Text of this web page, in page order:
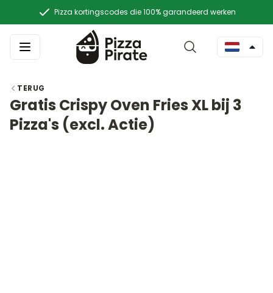
Pizza kortingscodes die 100% garandeerd werken
TERUG
Gratis Crispy Oven Fries XL bij 3
Pizza's (excl. Actie)